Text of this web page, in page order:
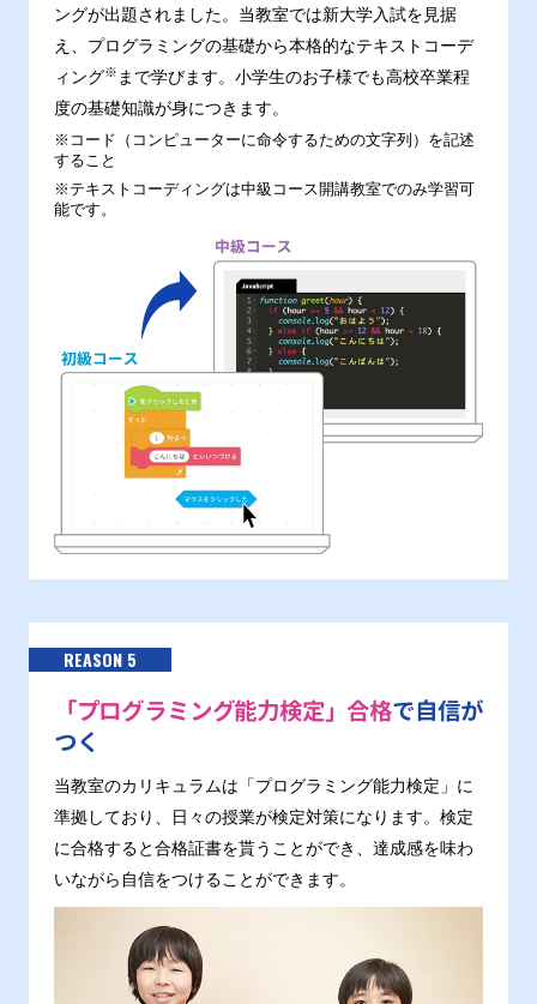
ングが出題されました。当教室では新大学入試を見据
え、プログラミングの基礎から本格的なテキストコーデ
ィング※ まで学びます。小学生のお子様でも高校卒業程
度の基礎知識が身につきます。
※コード（コンピューターに命令するための文字列）を記述
すること
※テキストコーディングは中級コース開講教室でのみ学習可
能です。
REASON 5
「プログラミング能力検定」合格で自信が
つく
当教室のカリキュラムは「プログラミング能力検定」に
準拠しており、日々の授業が検定対策になります。検定
に合格すると合格証書を貰うことができ、達成感を味わ
いながら自信をつけることができます。